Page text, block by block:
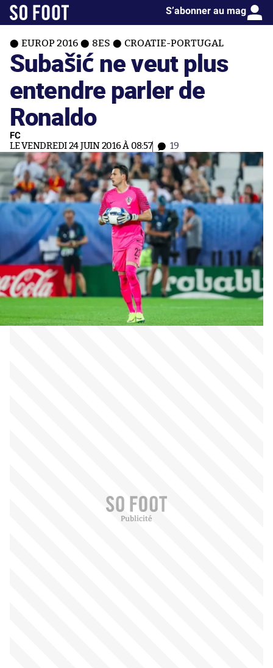
S’abonner au mag
EUROP 2016 8ES CROATIE-PORTUGAL
Subašić ne veut plus
entendre parler de
Ronaldo
FC
LE VENDREDI 24 JUIN 2016 À 08:57 19